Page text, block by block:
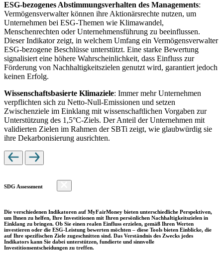
ESG-bezogenes Abstimmungsverhalten des Managements:
Vermögensverwalter können ihre Aktionärsrechte nutzen, um
Unternehmen bei ESG-Themen wie Klimawandel,
Menschenrechten oder Unternehmensführung zu beeinflussen.
Dieser Indikator zeigt, in welchem Umfang ein Vermögensverwalter
ESG-bezogene Beschlüsse unterstützt. Eine starke Bewertung
signalisiert eine höhere Wahrscheinlichkeit, dass Einfluss zur
Förderung von Nachhaltigkeitszielen genutzt wird, garantiert jedoch
keinen Erfolg.
Wissenschaftsbasierte Klimaziele: Immer mehr Unternehmen
verpflichten sich zu Netto-Null-Emissionen und setzen
Zwischenziele im Einklang mit wissenschaftlichen Vorgaben zur
Unterstützung des 1,5°C-Ziels. Der Anteil der Unternehmen mit
validierten Zielen im Rahmen der SBTi zeigt, wie glaubwürdig sie
ihre Dekarbonisierung ausrichten.
SDG Assessment
Die verschiedenen Indikatoren auf MyFairMoney bieten unterschiedliche Perspektiven,
um Ihnen zu helfen, Ihre Investitionen mit Ihren persönlichen Nachhaltigkeitszielen in
Einklang zu bringen. Ob Sie einen realen Einfluss erzielen, gemäß Ihren Werten
investieren oder die ESG-Leistung bewerten möchten – diese Tools bieten Einblicke, die
auf Ihre spezifischen Ziele zugeschnitten sind. Das Verständnis des Zwecks jedes
Indikators kann Sie dabei unterstützen, fundierte und sinnvolle
Investitionsentscheidungen zu treffen.